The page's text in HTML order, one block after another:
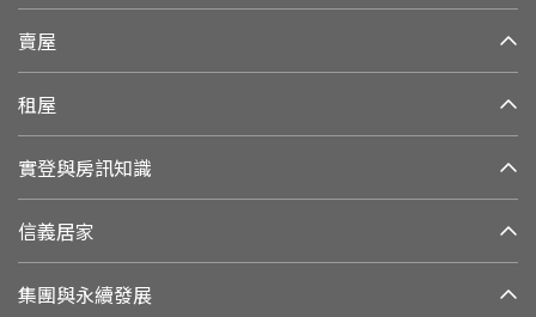
賣屋
租屋
實登與房訊知識
信義居家
集團與永續發展